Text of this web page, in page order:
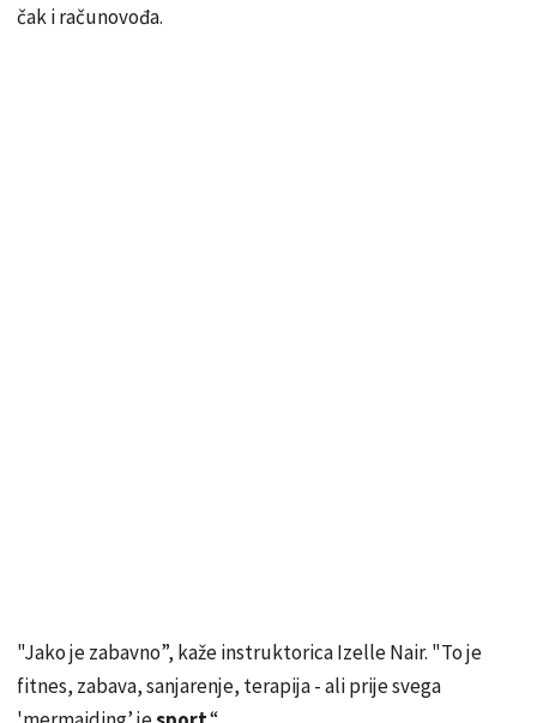
čak i računovođa.
"Jako je zabavno”, kaže instruktorica Izelle Nair. "To je
fitnes, zabava, sanjarenje, terapija - ali prije svega